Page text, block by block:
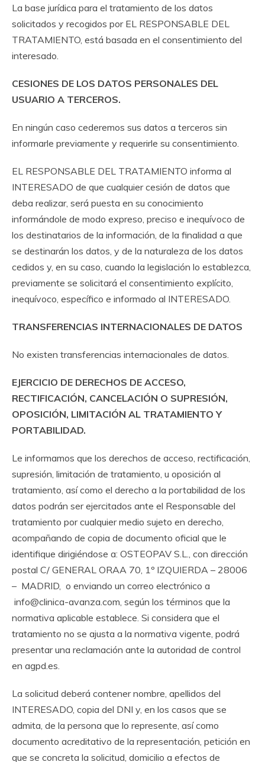
La base jurídica para el tratamiento de los datos
solicitados y recogidos por EL RESPONSABLE DEL
TRATAMIENTO, está basada en el consentimiento del
interesado.
CESIONES DE LOS DATOS PERSONALES DEL
USUARIO A TERCEROS.
En ningún caso cederemos sus datos a terceros sin
informarle previamente y requerirle su consentimiento.
EL RESPONSABLE DEL TRATAMIENTO informa al
INTERESADO de que cualquier cesión de datos que
deba realizar, será puesta en su conocimiento
informándole de modo expreso, preciso e inequívoco de
los destinatarios de la información, de la finalidad a que
se destinarán los datos, y de la naturaleza de los datos
cedidos y, en su caso, cuando la legislación lo establezca,
previamente se solicitará el consentimiento explícito,
inequívoco, específico e informado al INTERESADO.
TRANSFERENCIAS INTERNACIONALES DE DATOS
No existen transferencias internacionales de datos.
EJERCICIO DE DERECHOS DE ACCESO,
RECTIFICACIÓN, CANCELACIÓN O SUPRESIÓN,
OPOSICIÓN, LIMITACIÓN AL TRATAMIENTO Y
PORTABILIDAD.
Le informamos que los derechos de acceso, rectificación,
supresión, limitación de tratamiento, u oposición al
tratamiento, así como el derecho a la portabilidad de los
datos podrán ser ejercitados ante el Responsable del
tratamiento por cualquier medio sujeto en derecho,
acompañando de copia de documento oficial que le
identifique dirigiéndose a: OSTEOPAV S.L., con dirección
postal C/ GENERAL ORAA 70, 1º IZQUIERDA – 28006
– MADRID, o enviando un correo electrónico a
info@clinica-avanza.com, según los términos que la
normativa aplicable establece. Si considera que el
tratamiento no se ajusta a la normativa vigente, podrá
presentar una reclamación ante la autoridad de control
en agpd.es.
La solicitud deberá contener nombre, apellidos del
INTERESADO, copia del DNI y, en los casos que se
admita, de la persona que lo represente, así como
documento acreditativo de la representación, petición en
que se concreta la solicitud, domicilio a efectos de